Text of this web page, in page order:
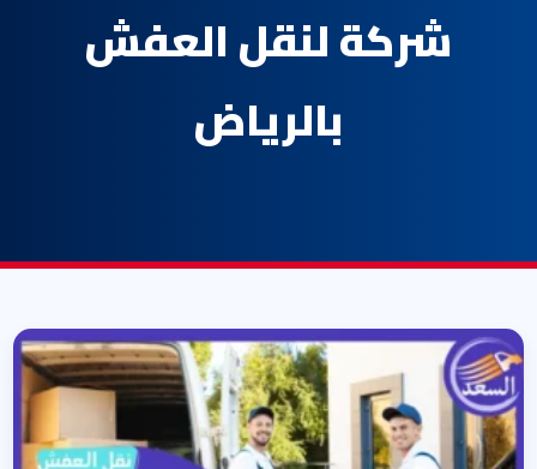
شركة لنقل العفش
بالرياض